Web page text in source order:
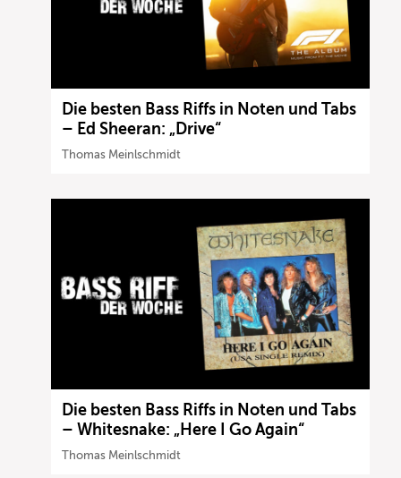
Die besten Bass Riffs in Noten und Tabs
– Ed Sheeran: „Drive“
Thomas Meinlschmidt
Die besten Bass Riffs in Noten und Tabs
– Whitesnake: „Here I Go Again“
Thomas Meinlschmidt